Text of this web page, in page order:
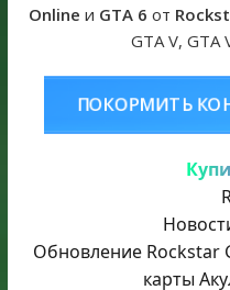
Online и GTA 6 от
GTA V, GTA
(ДОНАТ)
Обновление Rockstar
карты